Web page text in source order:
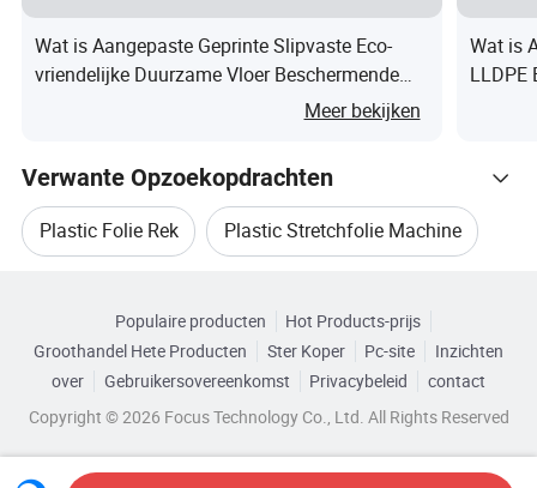
Verwerkingstype
Gieten
Transparantie
Transparant
China
-
Shandong
lengte
100 m - 800 m.
Breedte
100 mm-1800 mm
Afdrukverwerking
Geen
Linyi Bangshi International Trading Co. Ltd., een
Wat is Aangepaste Geprinte Slipvaste Eco-
vriendelijke Duurzame Vloer Beschermende
Dekfilm voor Doe-Het-Zelf Huisverbetering
Meer bekijken
Wat is
LLDPE
Verwante Opzoekopdrachten
Plastic Folie Rek Plastic Stretchfolie Machine
Verpakkingsfilm Rekfolie Plasticfolie
Populaire producten
Hot Products-prijs
Groothandel Hete Producten
Ster Koper Pc-site
Inzichten
over
Gebruikersovereenkomst Privacybeleid
contact
Copyright © 2026 Focus Technology Co., Ltd. All Rights Reserved